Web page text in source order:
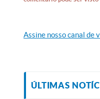
Assine nosso canal de
ÚLTIMAS